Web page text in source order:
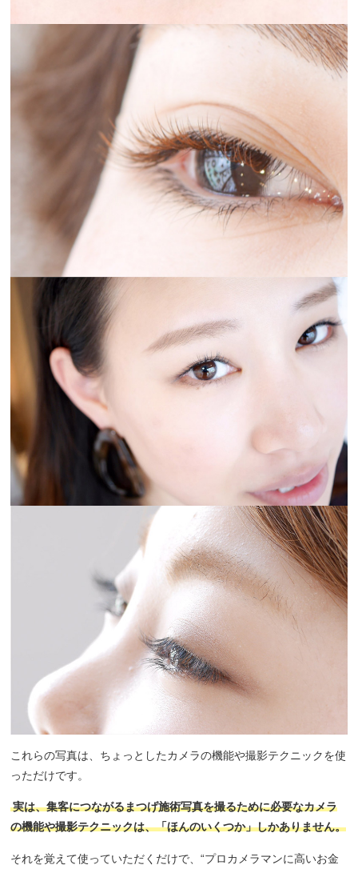
これらの写真は、ちょっとしたカメラの機能や撮影テクニックを使
っただけです。
実は、集客につながるまつげ施術写真を撮るために必要なカメラ
の機能や撮影テクニックは、「ほんのいくつか」しかありません。
それを覚えて使っていただくだけで、“プロカメラマンに高いお金